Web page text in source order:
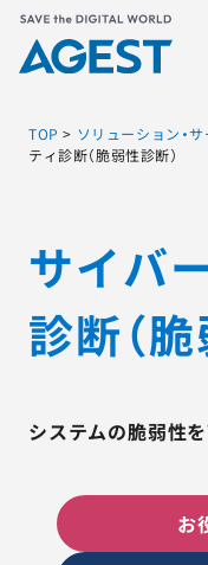
ソリューション・サー
脆弱性リスク管理ツー
AGESTの強み
TOP > ソリューション・サ
ティ診断（脆弱性診断）
サイバ
診断（
システムの脆弱性
お